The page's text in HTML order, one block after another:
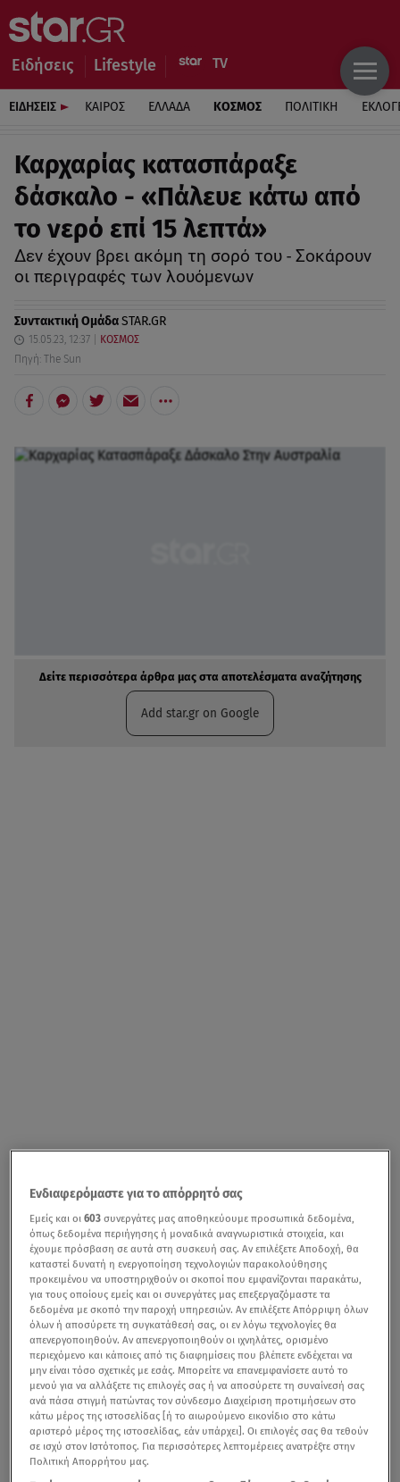
Ειδήσεις Lifestyle
ΕΙΔΗΣΕΙΣ ΚΑΙΡΟΣ ΕΛΛΑΔΑ ΚΟΣΜΟΣ ΠΟΛΙΤΙΚΗ
Καρχαρίας κατασπάραξε
δάσκαλο - «Πάλευε κάτω από
το νερό επί 15 λεπτά»
Δεν έχουν βρει ακόμη τη σορό του - Σοκάρουν
οι περιγραφές των λουόμενων
Συντακτική ΟμάδαSTAR.GR
15.05.23, 12:37
ΚΟΣΜΟΣ
Πηγή: The Sun
Δείτε περισσότερα άρθρα μας στα αποτελέσματα αναζήτησης
Add star.gr on Google
Ενδιαφερόμαστε για το απόρρητό σας
Εμείς και οι603 συνεργάτες μας αποθηκεύουμε προσωπικά δεδομένα,
όπως δεδομένα περιήγησης ή μοναδικά αναγνωριστικά στοιχεία, και
έχουμε πρόσβαση σε αυτά στη συσκευή σας. Αν επιλέξετε Αποδοχή, θα
καταστεί δυνατή η ενεργοποίηση τεχνολογιών παρακολούθησης
προκειμένου να υποστηριχθούν οι σκοποί που εμφανίζονται παρακάτω,
για τους οποίους εμείς και οι συνεργάτες μας επεξεργαζόμαστε τα
δεδομένα με σκοπό την παροχή υπηρεσιών. Αν επιλέξετε Απόρριψη όλων
όλων ή αποσύρετε τη συγκατάθεσή σας, οι εν λόγω τεχνολογίες θα
απενεργοποιηθούν. Αν απενεργοποιηθούν οι ιχνηλάτες, ορισμένο
περιεχόμενο και κάποιες από τις διαφημίσεις που βλέπετε ενδέχεται να
μην είναι τόσο σχετικές με εσάς. Μπορείτε να επανεμφανίσετε αυτό το
μενού για να αλλάξετε τις επιλογές σας ή να αποσύρετε τη συναίνεσή σας
ανά πάσα στιγμή πατώντας τον σύνδεσμο Διαχείριση προτιμήσεων στο
κάτω μέρος της ιστοσελίδας [ή το αιωρούμενο εικονίδιο στο κάτω
αριστερό μέρος της ιστοσελίδας, εάν υπάρχει]. Οι επιλογές σας θα τεθούν
σε ισχύ στον Ιστότοπος. Για περισσότερες λεπτομέρειες ανατρέξτε στην
Πολιτική Απορρήτου μας.